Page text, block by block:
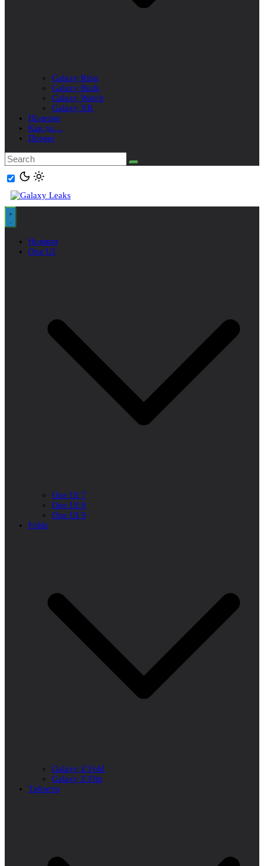
Galaxy Ring
Galaxy Buds
Galaxy Watch
Galaxy XR
Полезно
Как да…
Промо
Новини
One UI
One UI 7
One UI 8
One UI 9
Folds
Galaxy Z Fold
Galaxy Z Flip
Таблети